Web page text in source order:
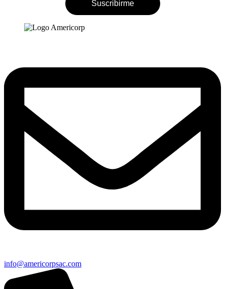
info@americorpsac.com